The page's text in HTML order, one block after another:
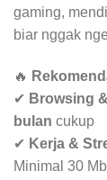
gaming,
biar nggak
🔥
✔ Browsing
bulan cukup
✔ Kerja &
Minimal 30